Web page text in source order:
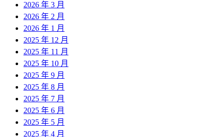
2026 年 3 月
2026 年 2 月
2026 年 1 月
2025 年 12 月
2025 年 11 月
2025 年 10 月
2025 年 9 月
2025 年 8 月
2025 年 7 月
2025 年 6 月
2025 年 5 月
2025 年 4 月